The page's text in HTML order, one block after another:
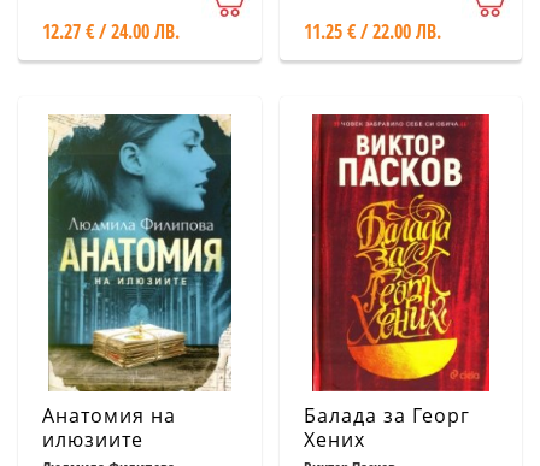
12.27 € / 24.00 ЛВ. 11.25 € / 22.00 ЛВ.
Анатомия на
илюзиите
Балада за Георг
Хених